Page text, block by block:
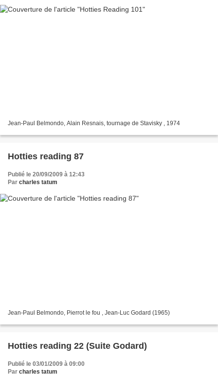
Jean-Paul Belmondo, Alain Resnais, tournage de Stavisky , 1974
Hotties reading 87
Publié le 20/09/2009 à 12:43
Par charles tatum
Jean-Paul Belmondo, Pierrot le fou , Jean-Luc Godard (1965)
Hotties reading 22 (Suite Godard)
Publié le 03/01/2009 à 09:00
Par charles tatum